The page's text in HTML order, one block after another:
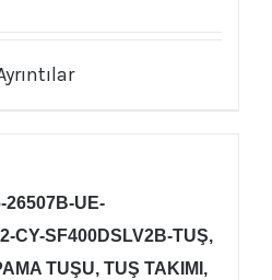
26507B-UE-
CY-SF400DSLV2B-TUŞ,
TUŞU, TUŞ TAKIMI,